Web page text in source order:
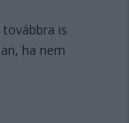
is
ha nem